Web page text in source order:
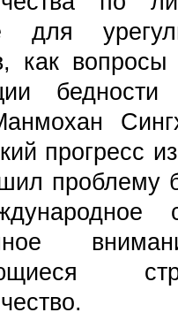
для
как вопросы
прогресс
проблему